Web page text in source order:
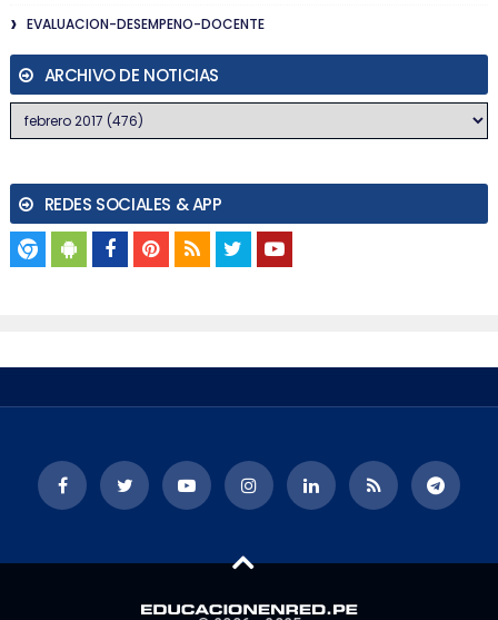
EVALUACION-DESEMPENO-DOCENTE
ARCHIVO DE NOTICIAS
REDES SOCIALES & APP